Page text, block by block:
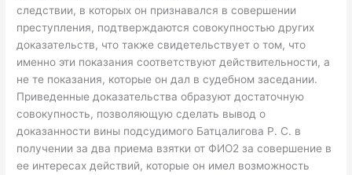
следствии, в которых он признавался в совершении
преступления, подтверждаются совокупностью других
доказательств, что также свидетельствует о том, что
именно эти показания соответствуют действительности, а
не те показания, которые он дал в судебном заседании.
Приведенные доказательства образуют достаточную
совокупность, позволяющую сделать вывод о
доказанности вины подсудимого Батцалигова Р. С. в
получении за два приема взятки от ФИО2 за совершение в
ее интересах действий, которые он имел возможность